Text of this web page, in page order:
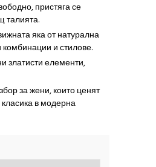
пристяга се
талията.
яка от натурална
и стилове.
златисти елементи,
за жени, които ценят
в модерна